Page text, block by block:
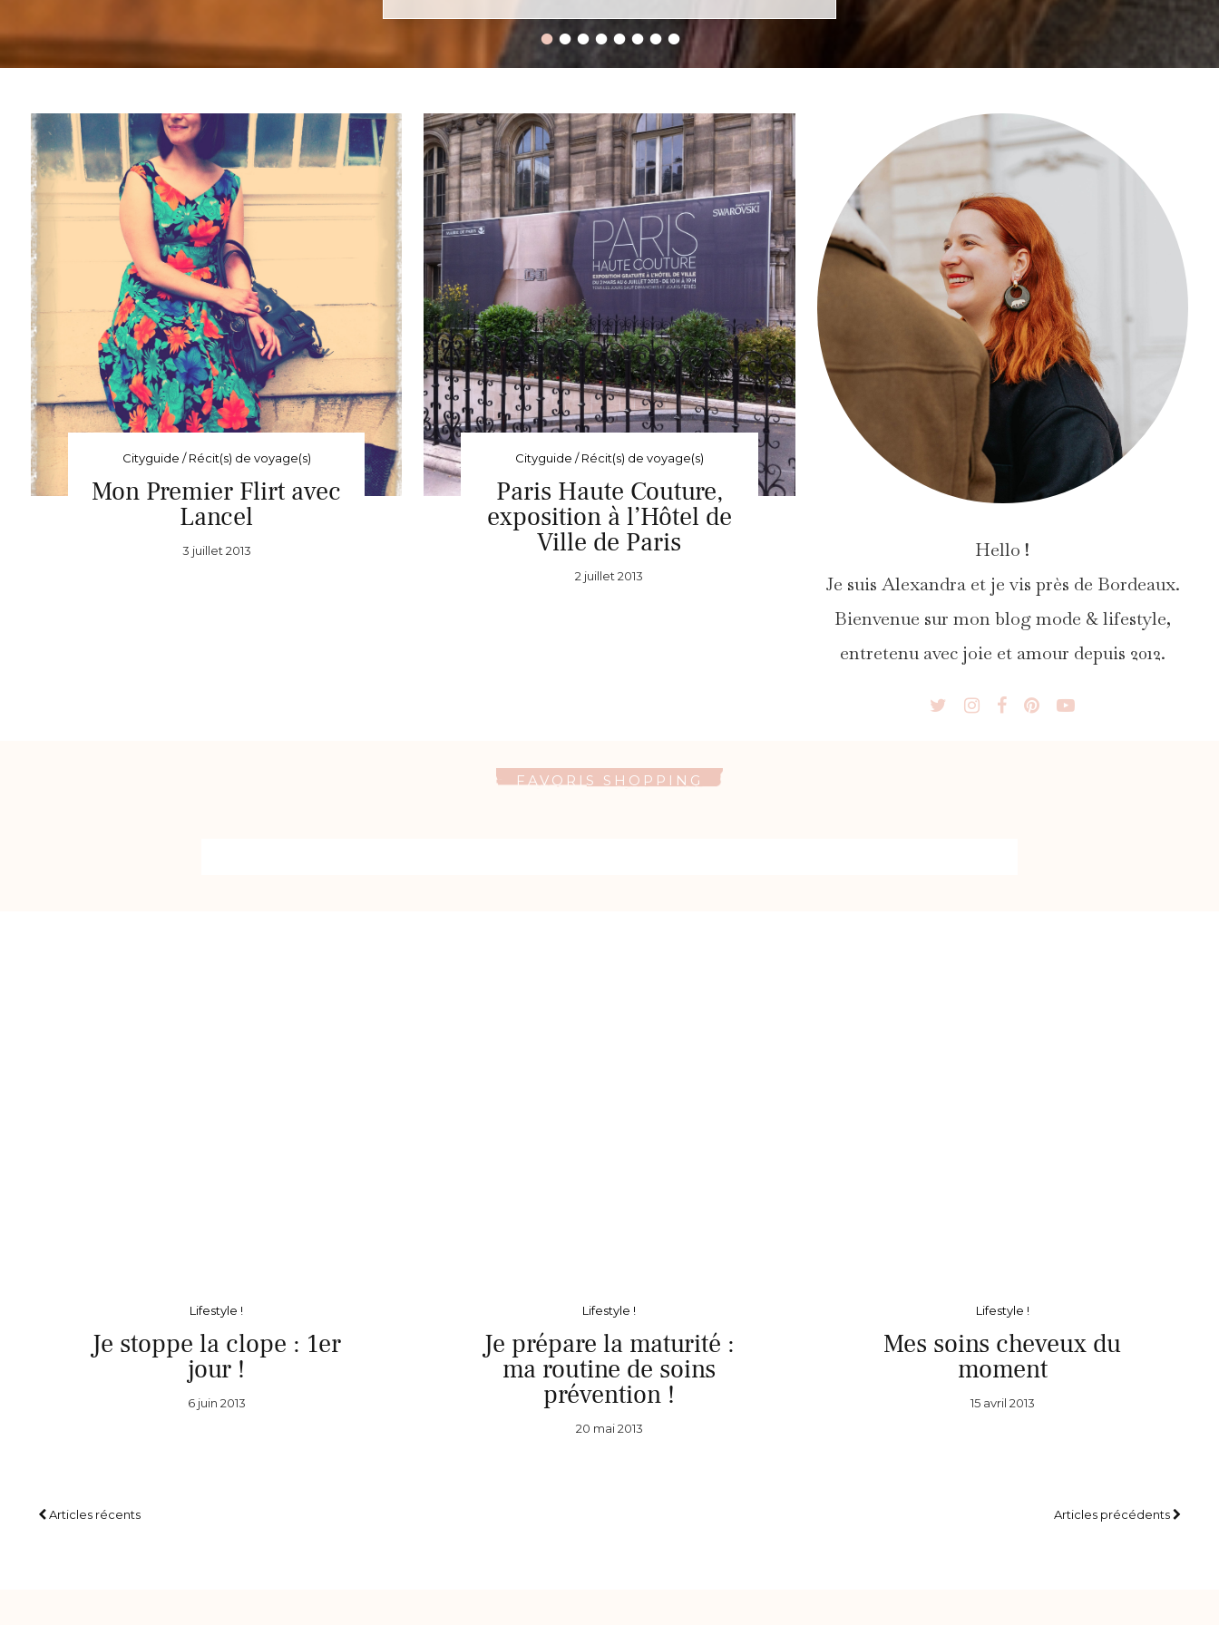
••••••••
Cityguide / Récit(s) de voyage(s)
Mon Premier Flirt avec
Lancel
3 juillet 2013
Cityguide / Récit(s) de voyage(s)
Paris Haute Couture,
exposition à l’Hôtel de
Ville de Paris
2 juillet 2013
Hello !
Je suis Alexandra et je vis près de Bordeaux.
Bienvenue sur mon blog mode & lifestyle,
entretenu avec joie et amour depuis 2012.
FAVORIS SHOPPING
Lifestyle !
Je stoppe la clope : 1er
jour !
6 juin 2013
Lifestyle !
Je prépare la maturité :
ma routine de soins
prévention !
20 mai 2013
Lifestyle !
Mes soins cheveux du
moment
15 avril 2013
Articles récents Articles précédents